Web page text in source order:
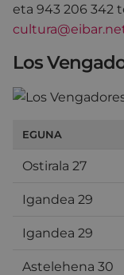
eta 943 206 342
Los
EGUNA
Ostirala 27
Igandea 29
Igandea 29
Astelehena 30